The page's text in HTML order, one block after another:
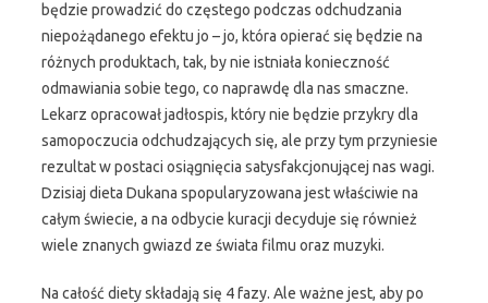
będzie prowadzić do częstego podczas odchudzania
niepożądanego efektu jo – jo, która opierać się będzie na
różnych produktach, tak, by nie istniała konieczność
odmawiania sobie tego, co naprawdę dla nas smaczne.
Lekarz opracował jadłospis, który nie będzie przykry dla
samopoczucia odchudzających się, ale przy tym przyniesie
rezultat w postaci osiągnięcia satysfakcjonującej nas wagi.
Dzisiaj dieta Dukana spopularyzowana jest właściwie na
całym świecie, a na odbycie kuracji decyduje się również
wiele znanych gwiazd ze świata filmu oraz muzyki.
Na całość diety składają się 4 fazy. Ale ważne jest, aby po